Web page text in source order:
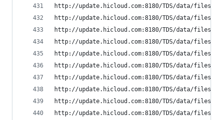
http://update.hicloud.com:8180/TDS/data/files/p9/
http://update.hicloud.com:8180/TDS/data/
http://update.hicloud.com:8180/TDS/data/files/p9/
http://update.hicloud.com:8180/TDS/data/files/p9/
http://update.hicloud.com:8180/TDS/data/files/p9/
http://update.hicloud.com:8180/TDS/data/files/p9/
http://update.hicloud.com:8180/TDS/data/files/p9/
http://update.hicloud.com:8180/TDS/data/files/p9/
http://update.hicloud.com:8180/TDS/data/files/p9/
http://update.hicloud.com:8180/TDS/data/files/p9/